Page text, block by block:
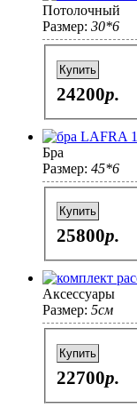
Потолочный
Размер: 30*6
Купить
24200p.
Бра
Размер: 45*6
Купить
25800p.
Аксессуары
Размер: 5см
Купить
22700p.